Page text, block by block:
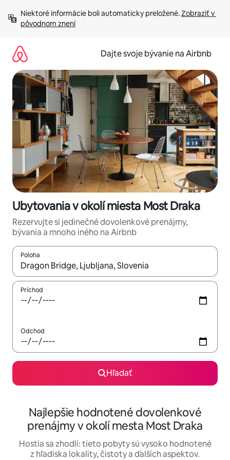
obsah.
Niektoré informácie boli automaticky preložené. Zobraziť v
pôvodnom znení
Dajte svoje bývanie na Airbnb
Ubytovania v okolí miesta Most Draka
Rezervujte si jedinečné dovolenkové prenájmy,
bývania a mnoho iného na Airbnb
Poloha
Keď budú výsledky k dispozícii, môžete si ich prechádzať
Príchod
Odchod
Hľadať
Najlepšie hodnotené dovolenkové
prenájmy v okolí mesta Most Draka
Hostia sa zhodli: tieto pobyty sú vysoko hodnotené
z hľadiska lokality, čistoty a ďalších aspektov.